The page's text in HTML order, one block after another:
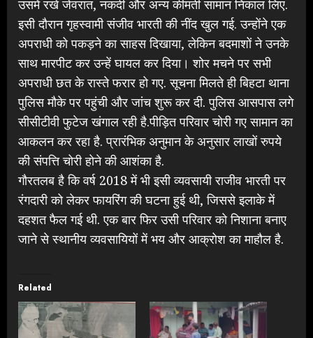
उसमें रखे जेवरात, नकदी और अन्य कीमती सामान निकाल लिए.
इसी दौरान गृहस्वामी संजीव भारती की नींद खुल गई. उन्होंने एक
अपराधी को पकड़ने का साहस दिखाया, लेकिन बदमाशों ने उनके
साथ मारपीट कर उन्हें घायल कर दिया। शोर मचने पर सभी
अपराधी छत के रास्ते फरार हो गए. सूचना मिलते ही बिहटा थाना
पुलिस मौके पर पहुंची और जांच शुरू कर दी. पुलिस आसपास लगे
सीसीटीवी फुटेज खंगाल रही है.पीड़ित परिवार चोरी गए सामान का
आकलन कर रहा है. प्रारंभिक अनुमान के अनुसार लाखों रुपये
की संपत्ति चोरी होने की आशंका है.
गौरतलब है कि वर्ष 2018 में भी इसी व्यवसायी राजीव भारती पर
रंगदारी को लेकर फायरिंग की घटना हुई थी, जिससे इलाके में
दहशत फैल गई थी. एक बार फिर उसी परिवार को निशाना बनाए
जाने से स्थानीय व्यवसायियों में भय और आक्रोश का माहौल है.
Related